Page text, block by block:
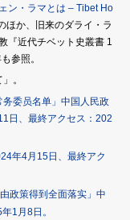
ン・ラマとは – Tibet Ho
ほか、旧来のダライ・ラ
『近代チベット史叢書 1
参照。
。
务委员名单」中国人民政
日、最終アクセス：202
年4月15日、最終アク
政策得到全面落实」中
1月8日。